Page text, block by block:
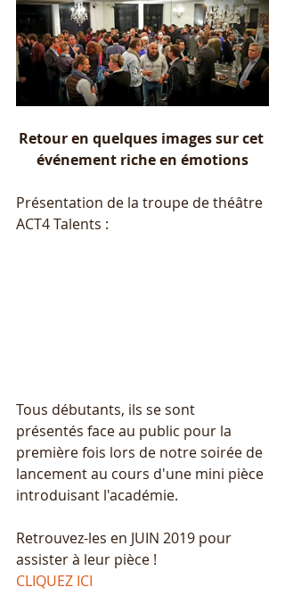
Retour en quelques images sur cet
événement riche en émotions
Présentation de la troupe de théâtre
ACT4 Talents :
Tous débutants, ils se sont
présentés face au public pour la
première fois lors de notre soirée de
lancement au cours d'une mini pièce
introduisant l'académie.
Retrouvez-les en JUIN 2019 pour
assister à leur pièce !
CLIQUEZ ICI